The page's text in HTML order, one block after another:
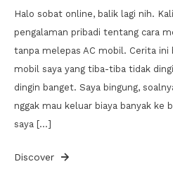
Halo sobat online, balik lagi nih.
pengalaman pribadi tentang cara
tanpa melepas AC mobil. Cerita ini
mobil saya yang tiba-tiba tidak
dingin banget. Saya bingung,
nggak mau keluar biaya banyak ke
saya […]
Discover